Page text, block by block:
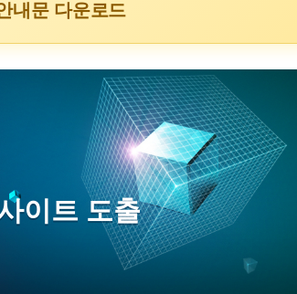
내문 다운로드
이트 도출